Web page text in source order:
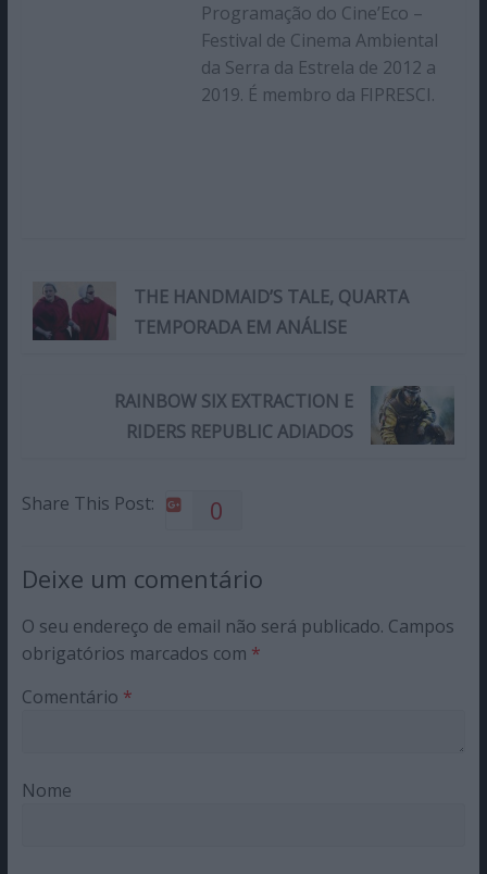
Programação do Cine’Eco –
Festival de Cinema Ambiental
da Serra da Estrela de 2012 a
2019. É membro da FIPRESCI.
THE HANDMAID’S TALE, QUARTA
TEMPORADA EM ANÁLISE
RAINBOW SIX EXTRACTION E
RIDERS REPUBLIC ADIADOS
Share This Post: 0
Deixe um comentário
O seu endereço de email não será publicado. Campos
obrigatórios marcados com *
Comentário *
Nome